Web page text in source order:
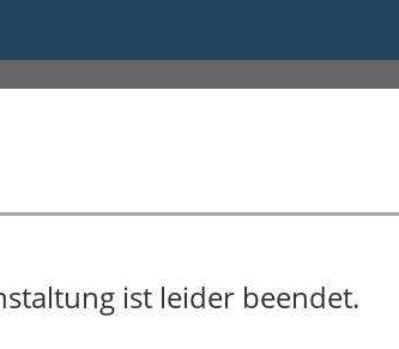
Ost 2025/26 [MBO-
ist leider beendet.